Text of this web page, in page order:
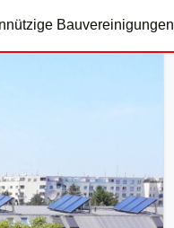
Bauvereinigungen